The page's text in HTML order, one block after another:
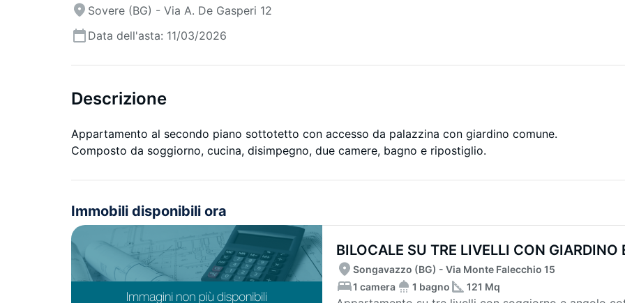
Sovere (BG) - Via A. De Gasperi 12
Data dell'asta: 11/03/2026
Descrizione
Appartamento al secondo piano sottotetto con accesso da palazzina con giardino comune.
Composto da soggiorno, cucina, disimpegno, due camere, bagno e ripostiglio.
Immobili disponibili ora
BILOCALE SU TRE LIVELLI CON GIARDINO
Songavazzo (BG) - Via Monte Falecchio 15
1 camera
1 bagno 121 Mq